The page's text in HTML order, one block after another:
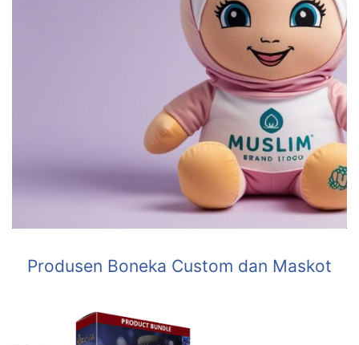
Produsen Boneka Custom dan Maskot